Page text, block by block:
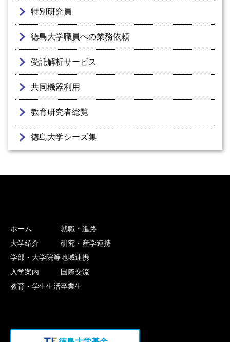
特別研究員
徳島大学職員への業務依頼
受託解析サービス
共同機器利用
教育研究者総覧
徳島大学シーズ集
ホーム
大学紹介
学部・大学院等
入学案内
教育・学生生活
就職・進路
研究・産学連携
地域連携
国際交流
卒業生